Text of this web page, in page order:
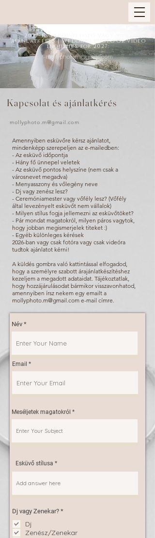
2027-es esküvői fotó vagy videó
ajánlatkérés | Wedding photo or video
inquiries for 2027:
mollyphoto.m@gmail.com
Kapcsolat és ajánlatkérés
mollyphoto.m@gmail.com
Amennyiben esküvőre kérsz ajánlatot,
mindenképp szerepeljen az e-mailedben:
- Az esküvő időpontja
- Hány fő ünnepel veletek
- Az esküvő pontos helyszíne (nem csak a
városnevet megadva)
- Menyasszony és vőlegény neve
- Dj vagy zenész lesz?
- Ceremóniamester vagy vőfély lesz? (Vőfély
által levezényelt esküvőt nem vállalok)
- Milyen stílus fogja jellemezni az esküvőtöket?
- Pár mondat magatokról, milyen páros vagytok,
hogy jobban megismerjelek titeket :)
- Egyéb különleges kérések
2026-ban vagy csak fotóra vagy csak videóra
tudtok ajánlatot kérni!
A küldés gombra való kattintással elfogadod,
hogy a személyre szabott árajánlatkészítéshez
kezeljem a megadott adataidat. Tájékoztatlak,
hogy hozzájárulásodat bármikor visszavonhatod,
amennyiben írsz nekem egy emailt a
mollyphoto.m@gmail.com e-mail címre.
Név
Email
Meséljetek magatokról
Esküvő stílusa
Dj vagy Zenekar? *K
l
Dj
Zenész/Zenekar